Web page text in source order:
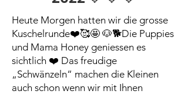
Heute Morgen hatten wir die grosse
Kuschelrunde❤️🥰🤩 🐶🐕Die Puppies
und Mama Honey geniessen es
sichtlich ❤️ Das freudige
„Schwänzeln“ machen die Kleinen
auch schon wenn wir mit Ihnen